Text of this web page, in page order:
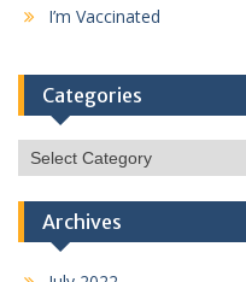
I’m Vaccinated
Categories
Categories
Archives